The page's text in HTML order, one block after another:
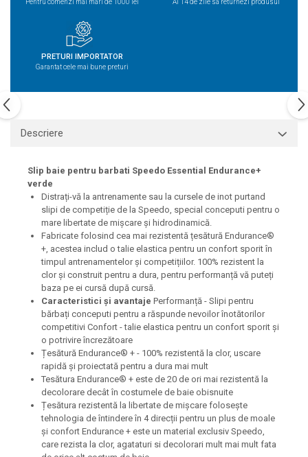
PRETURI IMPORTATOR
Garantat cele mai bune preturi
Descriere
Slip baie pentru barbati Speedo Essential Endurance+
verde
Distrați-vă la antrenamente sau la cursele de inot purtand
slipi de competiție de la Speedo, special conceputi pentru o
mare libertate de mișcare și hidrodinamică.
Fabricate folosind cea mai rezistentă țesătură Endurance®
+, acestea includ o talie elastica pentru un confort sporit în
timpul antrenamentelor și competițiilor. 100% rezistent la
clor și construit pentru a dura, pentru performanță vă puteți
baza pe ei cursă după cursă.
Caracteristici și avantaje Performanță - Slipi pentru
bărbați conceputi pentru a răspunde nevoilor înotătorilor
competitivi Confort - talie elastica pentru un confort sporit și
o potrivire încrezătoare
Țesătură Endurance® + - 100% rezistentă la clor, uscare
rapidă și proiectată pentru a dura mai mult
Tesătura Endurance® + este de 20 de ori mai rezistentă la
decolorare decât în ​​costumele de baie obisnuite
Țesătura rezistentă la libertate de mișcare folosește
tehnologia de întindere în 4 direcții pentru un plus de moale
și confort Endurance + este un material exclusiv Speedo,
care rezista la clor, agataturi si decolorari mult mai mult fata